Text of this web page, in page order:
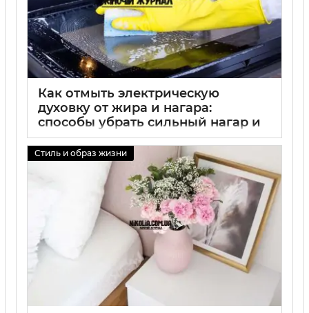
Как отмыть электрическую
духовку от жира и нагара:
способы убрать сильный нагар и
въевшийся жир
01 09 2025 0
Стиль и образ жизни